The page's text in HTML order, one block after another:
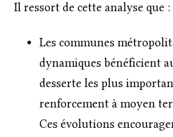
Il ressort de cette analyse que :
Les communes
dynamiques bénéficient
desserte les plus
renforcement à moyen
Ces évolutions